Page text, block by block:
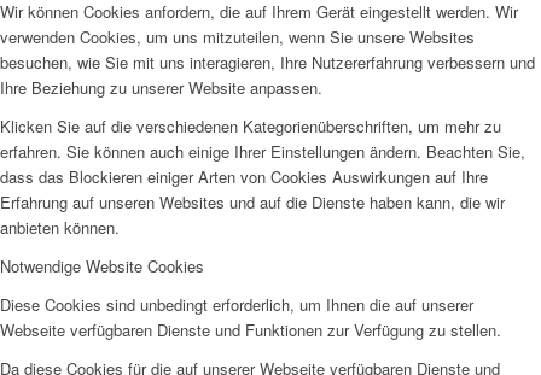
Wir können Cookies anfordern, die auf Ihrem Gerät eingestellt werden. Wir
verwenden Cookies, um uns mitzuteilen, wenn Sie unsere Websites
besuchen, wie Sie mit uns interagieren, Ihre Nutzererfahrung verbessern und
Ihre Beziehung zu unserer Website anpassen.
Klicken Sie auf die verschiedenen Kategorienüberschriften, um mehr zu
erfahren. Sie können auch einige Ihrer Einstellungen ändern. Beachten Sie,
dass das Blockieren einiger Arten von Cookies Auswirkungen auf Ihre
Erfahrung auf unseren Websites und auf die Dienste haben kann, die wir
anbieten können.
Notwendige Website Cookies
Diese Cookies sind unbedingt erforderlich, um Ihnen die auf unserer
Webseite verfügbaren Dienste und Funktionen zur Verfügung zu stellen.
Da diese Cookies für die auf unserer Webseite verfügbaren Dienste und